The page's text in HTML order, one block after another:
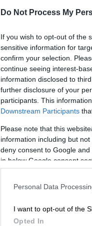
Do Not Process My
If you wish to opt-out of the
sensitive information for
confirm your selection.
continue seeing interest-
information disclosed to
further disclosure of your
participants. This
Downstream Participants
Please note that this
information including but
deny consent to Google
in below Google consent
Personal Data
I want to opt-out of the
Opted In
του
που
και
Τι
με
λήξη